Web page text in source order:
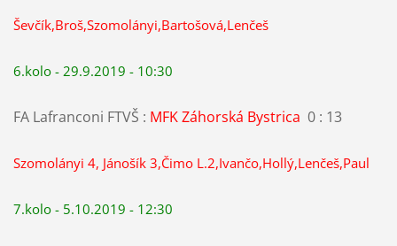
Ševčík,Broš,Szomolányi,Bartošová,Lenčeš
6.kolo - 29.9.2019 - 10:30
FA Lafranconi FTVŠ : MFK Záhorská Bystrica 0 : 13
Szomolányi 4, Jánošík 3,Čimo L.2,Ivančo,Hollý,Lenčeš,Paul
7.kolo - 5.10.2019 - 12:30